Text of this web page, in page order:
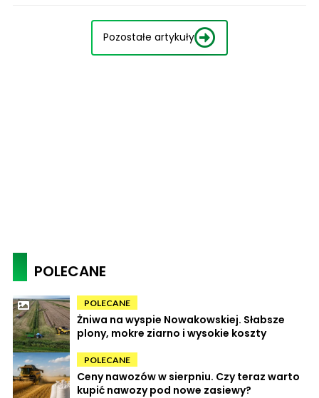
Pozostałe artykuły
POLECANE
POLECANE
Żniwa na wyspie Nowakowskiej. Słabsze
plony, mokre ziarno i wysokie koszty
POLECANE
Ceny nawozów w sierpniu. Czy teraz warto
kupić nawozy pod nowe zasiewy?